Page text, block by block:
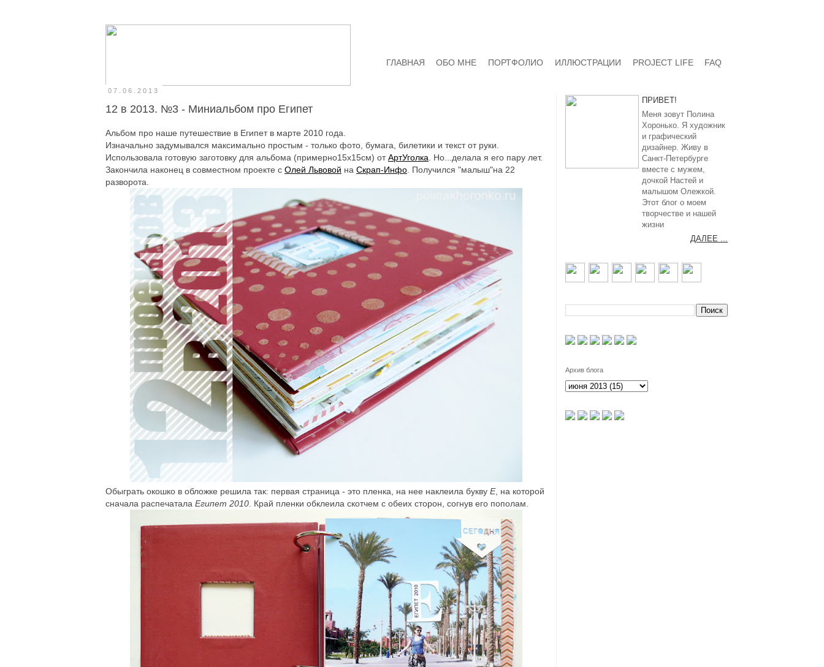
FAQ
PROJECT LIFE
ИЛЛЮСТРАЦИИ
ПОРТФОЛИО
ОБО МНЕ
ГЛАВНАЯ
07.06.2013
12 в 2013. №3 - Миниальбом про Египет
Альбом про наше путешествие в Египет в марте 2010 года.
Изначально задумывался максимально простым - только фото, бумага, билетики и текст от руки.
Использовала готовую заготовку для альбома (примерно15х15см) отАртУголка . Но...делала я его пару лет.
Закончила наконец в совместном проекте с Олей Львовой на Скрап-Инфо . Получился "малыш"на 22
разворота.
Обыграть окошко в обложке решила так: первая страница - это пленка, на нее наклеила букву Е, на которой
сначала распечатала Египет 2010 . Край пленки обклеила скотчем с обеих сторон, согнув его пополам.
ПРИВЕТ!
Меня зовут Полина
Хоронько. Я художник
и графический
дизайнер. Живу в
Санкт-Петербурге
вместе с мужем,
дочкой Настей и
малышом Олежкой.
Этот блог о моем
творчестве и нашей
жизни
ДАЛЕЕ ...
Архив блога